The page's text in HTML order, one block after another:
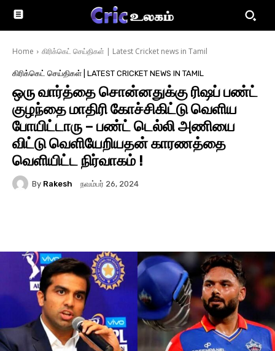
Home கிரிக்கெட் செய்திகள் | Latest Cricket news in Tamil
கிரிக்கெட் செய்திகள் | LATEST CRICKET NEWS IN TAMIL
ஒரு வார்த்தை சொன்னதுக்கு ரிஷப் பண்ட்
குழந்தை மாதிரி கோச்சிகிட்டு வெளிய
போயிட்டாரு – பண்ட் டெல்லி அணியை
விட்டு வெளியேறியதன் காரணத்தை
வெளியிட்ட நிர்வாகம் !
By Rakesh நவம்பர் 26, 2024